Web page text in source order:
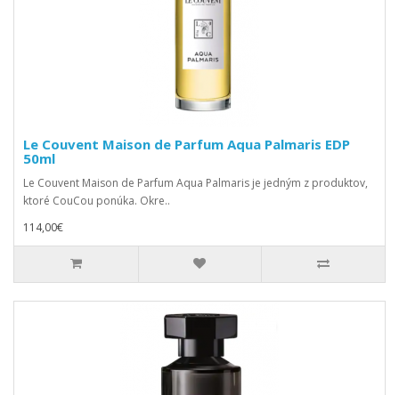
Le Couvent Maison de Parfum Aqua Palmaris EDP
50ml
Le Couvent Maison de Parfum Aqua Palmaris je jedným z produktov,
ktoré CouCou ponúka. Okre..
114,00€